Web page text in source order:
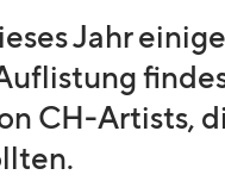
Jahr
CH-Artists,